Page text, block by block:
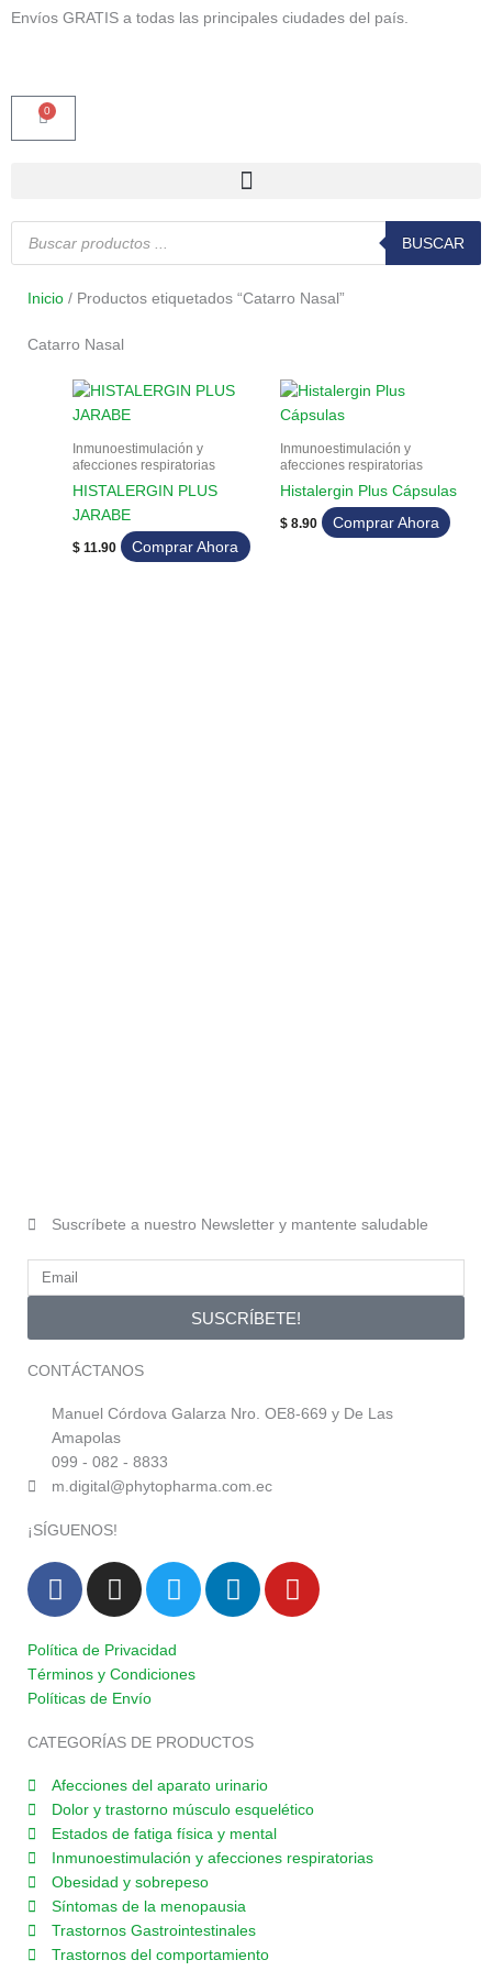
Envíos GRATIS a todas las principales ciudades del país.
0
Carrito
Búsqueda
BUSCAR
Inicio / Productos etiquetados “Catarro Nasal”
Catarro Nasal
Inmunoestimulación y
afecciones respiratorias
HISTALERGIN PLUS
JARABE
$ 11.90 Comprar Ahora
Inmunoestimulación y
afecciones respiratorias
Histalergin Plus Cápsulas
$8.90 Comprar Ahora
Suscríbete a nuestro Newsletter y mantente saludable
SUSCRÍBETE!
CONTÁCTANOS
Manuel Córdova Galarza Nro. OE8-669 y De Las
Amapolas
099 - 082 - 8833
m.digital@phytopharma.com.ec
¡SÍGUENOS!
F
a
e
b
o
o
-
f
I
n
t
a
g
r
m
T
w
t
t
r
L
i
i
Y
o
Política de Privacidad
Términos y Condiciones
Políticas de Envío
CATEGORÍAS DE PRODUCTOS
Afecciones del aparato urinario
Dolor y trastorno músculo esquelético
Estados de fatiga física y mental
Inmunoestimulación y afecciones respiratorias
Obesidad y sobrepeso
Síntomas de la menopausia
Trastornos Gastrointestinales
Trastornos del comportamiento